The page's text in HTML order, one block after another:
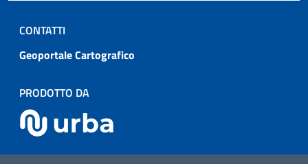
CONTATTI
Geoportale Cartografico
PRODOTTO DA